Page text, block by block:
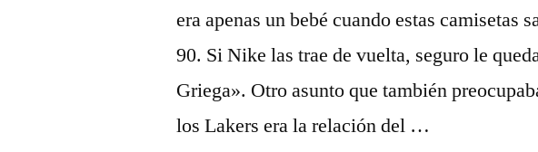
era apenas un bebé cuando estas camisetas
90. Si Nike las trae de vuelta, seguro le
Griega». Otro asunto que también
los Lakers era la relación del …